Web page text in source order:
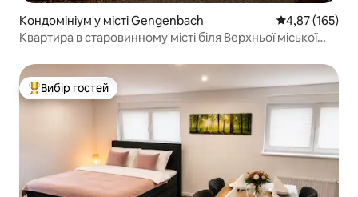
Кондомініум у місті Gengenbach Середня
4,87 (165)
Квартира в старовинному місті біля Верхньої міської
Топ вибір гостей
Вибір гостей